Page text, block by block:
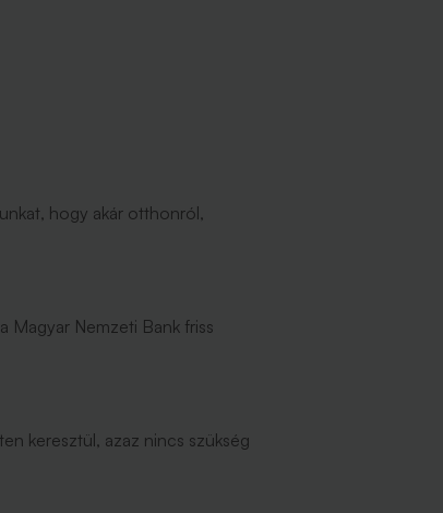
hogy akár otthonról,
Magyar Nemzeti Bank friss
keresztül, azaz nincs szükség